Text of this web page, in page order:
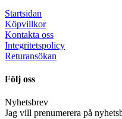
Startsidan
Köpvillkor
Kontakta oss
Integritetspolicy
Returansökan
Följ oss
Nyhetsbrev
Jag vill prenumerera på